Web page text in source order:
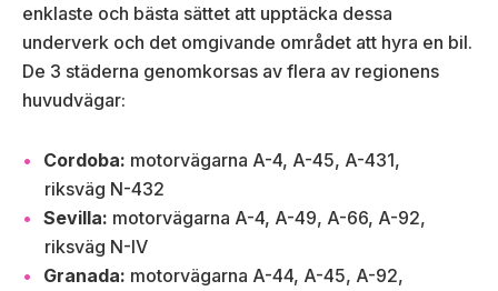
enklaste och bästa sättet att upptäcka dessa
underverk och det omgivande området att hyra en bil.
De 3 städerna genomkorsas av flera av regionens
huvudvägar:
Cordoba: motorvägarna A-4, A-45, A-431,
riksväg N-432
Sevilla: motorvägarna A-4, A-49, A-66, A-92,
riksväg N-IV
Granada: motorvägarna A-44, A-45, A-92,